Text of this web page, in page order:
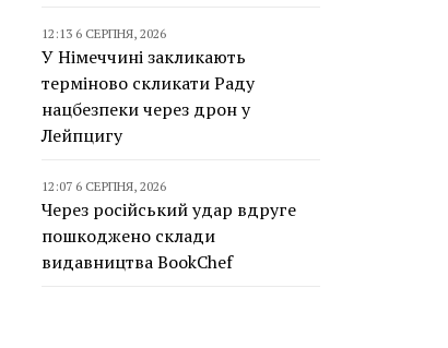
12:13 6 СЕРПНЯ, 2026
У Німеччині закликають
терміново скликати Раду
нацбезпеки через дрон у
Лейпцигу
12:07 6 СЕРПНЯ, 2026
Через російський удар вдруге
пошкоджено склади
видавництва BookChef